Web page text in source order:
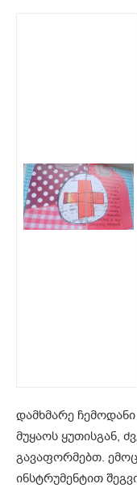
დამხმარე
მუყაოს ყუთისგან,
გავაფორმებთ.
ინსტრუმენტით